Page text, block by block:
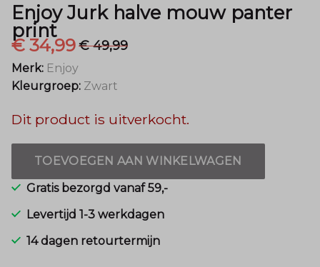
Enjoy Jurk halve mouw panter
print
€ 34,99€ 49,99
Merk: Enjoy
Kleurgroep: Zwart
Dit product is uitverkocht.
TOEVOEGEN AAN WINKELWAGEN
Gratis bezorgd vanaf 59,-
Levertijd 1-3 werkdagen
14 dagen retourtermijn